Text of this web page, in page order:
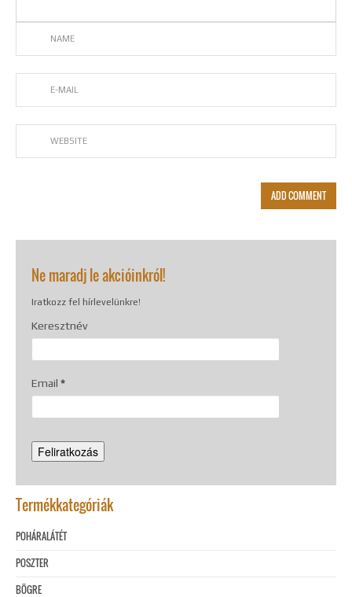
Ne maradj le akcióinkról!
Iratkozz fel hírlevelünkre!
Keresztnév
Email *
Termékkategóriák
POHÁRALÁTÉT
POSZTER
BÖGRE